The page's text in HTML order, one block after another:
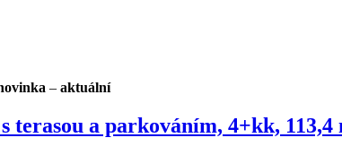
– aktuální
terasou a parkováním, 4+kk,